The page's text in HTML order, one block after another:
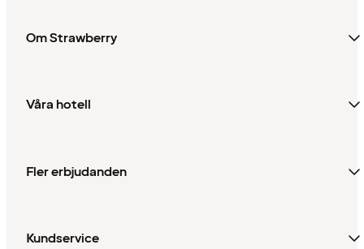
Om Strawberry
Våra hotell
Fler erbjudanden
Kundservice